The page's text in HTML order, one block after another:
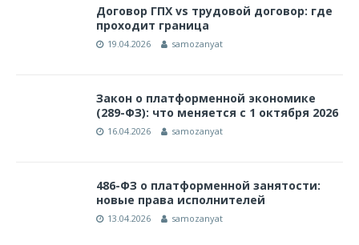
Договор ГПХ vs трудовой договор: где
проходит граница
19.04.2026 samozanyat
Закон о платформенной экономике
(289-ФЗ): что меняется с 1 октября 2026
16.04.2026 samozanyat
486-ФЗ о платформенной занятости:
новые права исполнителей
13.04.2026 samozanyat